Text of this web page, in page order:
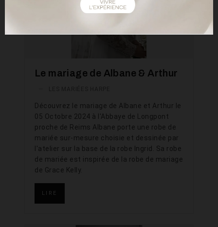
Le mariage de Albane & Arthur
Découvrez le mariage de Albane et Arthur le
05 Octobre 2024 à l'Abbaye de Longpont
proche de Reims Albane porte une robe de
mariée sur-mesure choisie et dessinée par
l'atelier sur la base de la robe Ingrid. Sa robe
de mariée est inspirée de la robe de mariage
de Grace Kelly.
LIRE